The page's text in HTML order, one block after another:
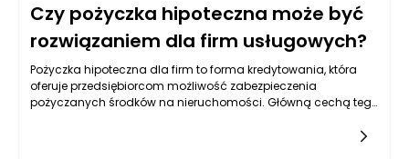
Czy pożyczka hipoteczna może być
rozwiązaniem dla firm usługowych?
Pożyczka hipoteczna dla firm to forma kredytowania, która
oferuje przedsiębiorcom możliwość zabezpieczenia
pożyczanych środków na nieruchomości. Główną cechą tego
posiadanych przez firmę lokali, budynków czy gruntów jako